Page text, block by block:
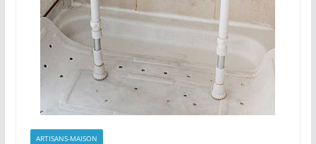
ARTISANS-MAISON